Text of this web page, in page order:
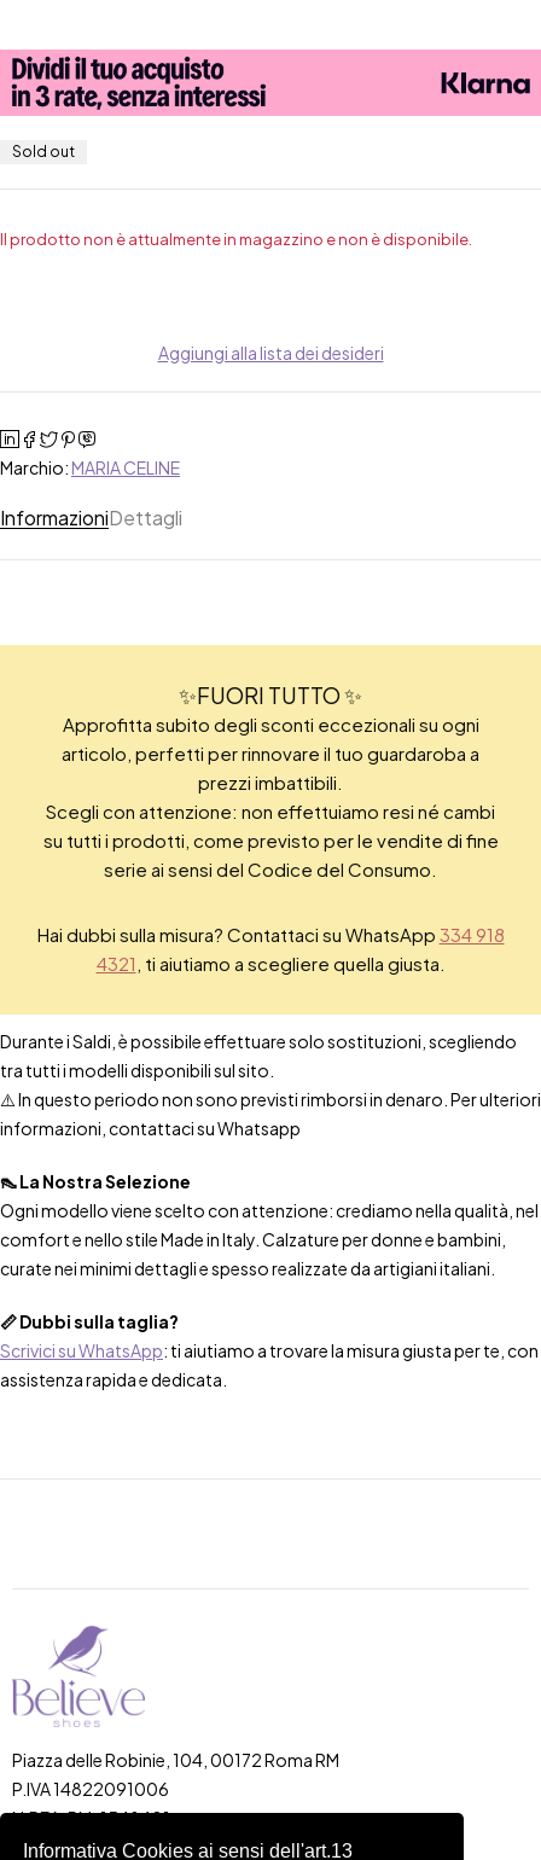
Informativa Cookies ai sensi dell'art.13
Sold out
Il prodotto non è attualmente in magazzino e non è disponibile.
Aggiungi alla lista dei desideri
Marchio: MARIA CELINE
InformazioniDettagli
✨FUORI TUTTO ✨
Approfitta subito degli sconti eccezionali su ogni
articolo, perfetti per rinnovare il tuo guardaroba a
prezzi imbattibili.
Scegli con attenzione: non effettuiamo resi né cambi
su tutti i prodotti, come previsto per le vendite di fine
serie ai sensi del Codice del Consumo.
Hai dubbi sulla misura? Contattaci su WhatsApp 334 918
4321 , ti aiutiamo a scegliere quella giusta.
Durante i Saldi, è possibile effettuare solo sostituzioni, scegliendo
tra tutti i modelli disponibili sul sito.
⚠️ In questo periodo non sono previsti rimborsi in denaro. Per ulteriori
informazioni, contattaci su Whatsapp
👠 La Nostra Selezione
Ogni modello viene scelto con attenzione: crediamo nella qualità, nel
comfort e nello stile Made in Italy. Calzature per donne e bambini,
curate nei minimi dettagli e spesso realizzate da artigiani italiani.
📏 Dubbi sulla taglia?
Scrivici su WhatsApp: ti aiutiamo a trovare la misura giusta per te, con
assistenza rapida e dedicata.
Piazza delle Robinie, 104, 00172 Roma RM
P.IVA 14822091006
N.REA: RM-1548401
C.SOCIALE: €10,00